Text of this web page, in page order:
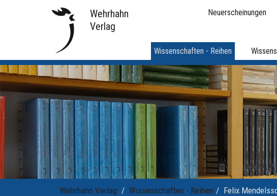
Wehrhahn
Verlag
Neuerscheinungen
Wissenschaften - Reihen
Wehrhahn Verlag Wissenschaften - Reihen Felix